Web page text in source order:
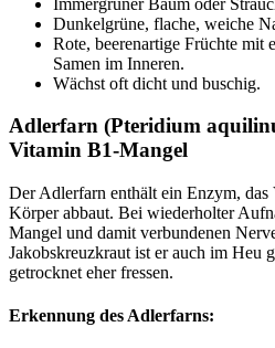
Dunkelgrüne, flache, weiche
Rote, beerenartige Früchte mit
Samen im Inneren.
Wächst oft dicht und buschig.
Adlerfarn (Pteridium
Vitamin B1-Mangel
Der Adlerfarn enthält ein Enzym,
Körper abbaut. Bei wiederholter
Mangel und damit verbundenen
Jakobskreuzkraut ist er auch im Heu
getrocknet eher fressen.
Erkennung des Adlerfarns: